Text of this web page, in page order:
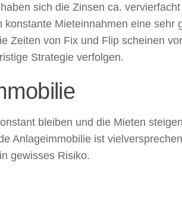
sich die Zinsen ca.
Mieteinnahmen eine sehr
Zeiten von Fix und Flip scheinen
Strategie verfolgen.
bleiben und die Mieten
Anlageimmobilie ist
gewisses Risiko.